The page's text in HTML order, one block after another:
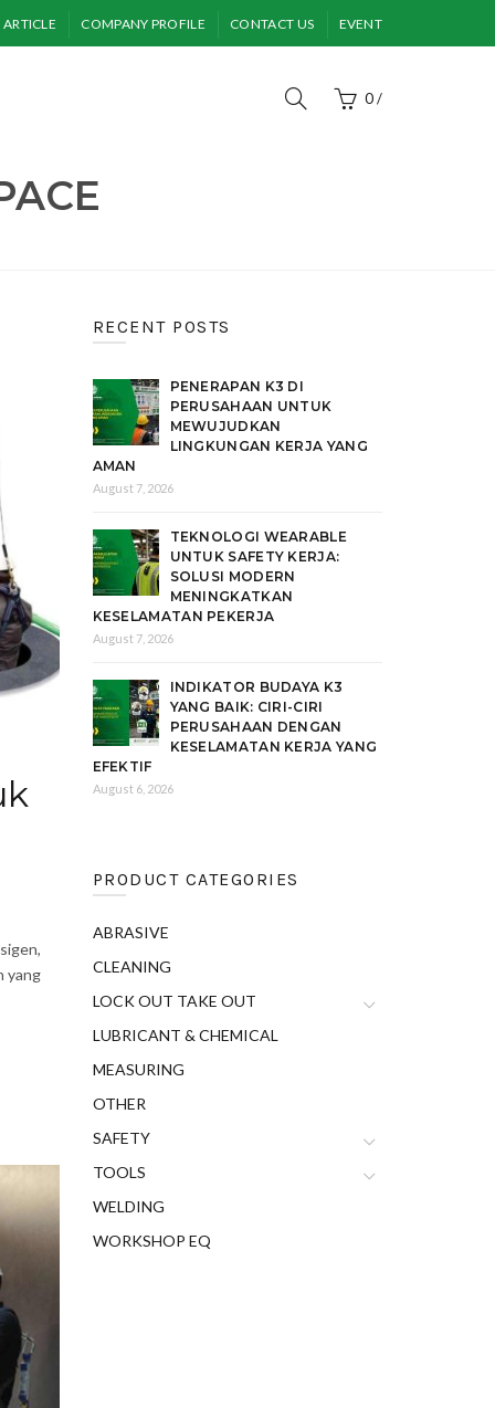
ARTICLE COMPANY PROFILE CONTACT US EVENT
0/
yang
RECENT POSTS
PENERAPAN K3 DI
PERUSAHAAN UNTUK
MEWUJUDKAN
LINGKUNGAN KERJA YANG
AMAN
August 7, 2026
TEKNOLOGI WEARABLE
UNTUK SAFETY KERJA:
SOLUSI MODERN
MENINGKATKAN
KESELAMATAN PEKERJA
August 7, 2026
INDIKATOR BUDAYA K3
YANG BAIK: CIRI-CIRI
PERUSAHAAN DENGAN
KESELAMATAN KERJA YANG
EFEKTIF
August 6, 2026
PRODUCT CATEGORIES
ABRASIVE
CLEANING
LOCK OUT TAKE OUT
LUBRICANT & CHEMICAL
MEASURING
OTHER
SAFETY
TOOLS
WELDING
WORKSHOP EQ